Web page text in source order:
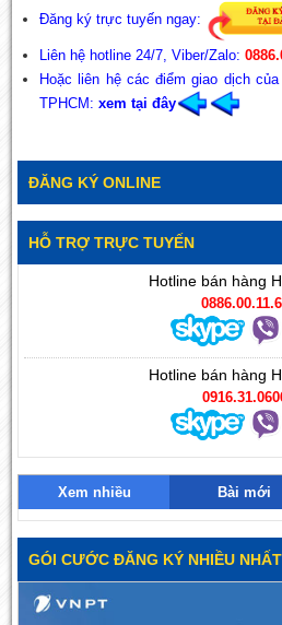
Đăng ký trực tuyến ngay:
Liên hệ hotline 24/7, Viber/Zalo:
Hoặc liên hệ các điểm giao dịch
TPHCM:xem tại đây
ĐĂNG KÝ ONLINE
HỖ TRỢ TRỰC TUYẾN
Hotline bán hàng
Hotline bán hàng
Xem nhiều Bài mới
GÓI CƯỚC ĐĂNG KÝ NHIỀU NHẤT